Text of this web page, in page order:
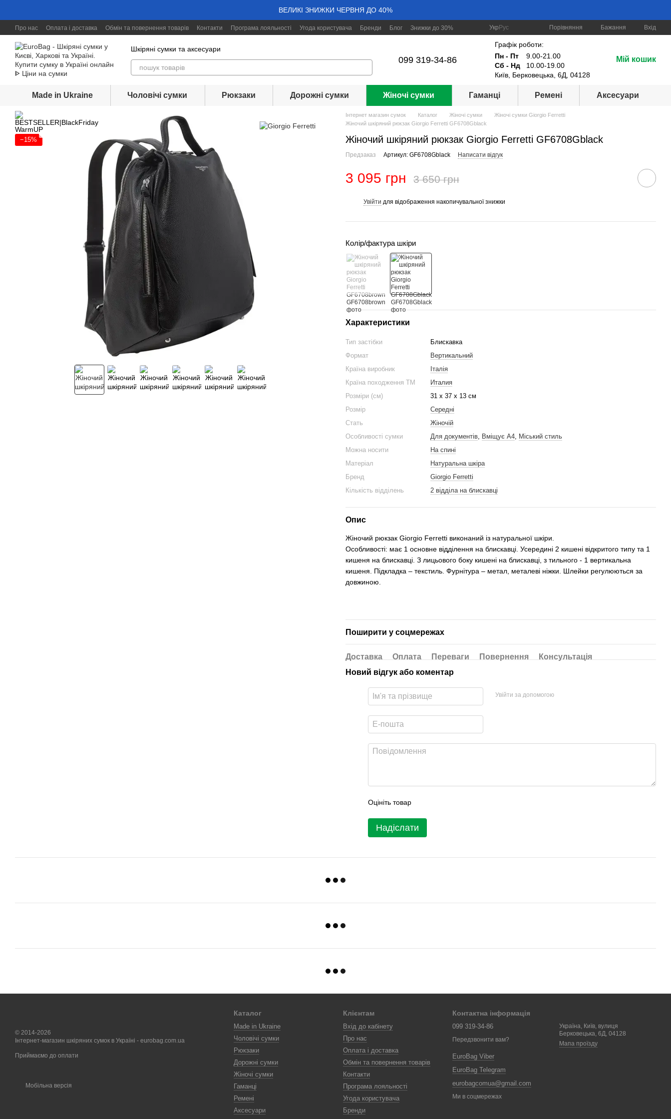
ВЕЛИКІ ЗНИЖКИ ЧЕРВНЯ ДО 40%
Про нас Оплата і доставка Обмін та повернення товарів Контакти Програма лояльності Угода користувача Бренди Блог Знижки до 30% Укр Рус Порівняння Бажання Вхід
Шкіряні сумки та аксесуари
099 319-34-86
Графік роботи:
Пн - Пт
9.00-21.00
Сб - Нд
10.00-19.00
Київ, Берковецька, 6Д, 04128
Мій кошик
Made in Ukraine Чоловічі сумки Рюкзаки Дорожні сумки Жіночі сумки Гаманці Ремені Аксесуари
−15%
Інтернет магазин сумок Каталог Жіночі сумки
Жіночі сумки Giorgio Ferretti
Жіночий шкіряний рюкзак Giorgio Ferretti GF6708Gblack
Жіночий шкіряний рюкзак Giorgio Ferretti GF6708Gblack
Предзаказ Артикул: GF6708Gblack Написати відгук
3 095 грн 3 650 грн
Увійти для відображення накопичувальної знижки
Колір/фактура шкіри
Характеристики
Тип застібки
Блискавка
Формат
Вертикальний
Країна виробник
Італія
Країна походження ТМ
Италия
Розміри (см)
31 x 37 x 13 см
Розмір
Середні
Стать
Жіночій
Особливості сумки
Для документів, Вміщує А4, Міський стиль
Можна носити
На спині
Матеріал
Натуральна шкіра
Бренд
Giorgio Ferretti
Кількість відділень
2 відділа на блискавці
Опис
Жіночий рюкзак Giorgio Ferretti виконаний із натуральної шкіри.
Особливості: має 1 основне відділення на блискавці. Усередині 2 кишені відкритого типу та 1
кишеня на блискавці. З лицьового боку кишені на блискавці, з тильного - 1 вертикальна
кишеня. Підкладка – текстиль. Фурнітура – ​​метал, металеві ніжки. Шлейки регулюються за
довжиною.
Поширити у соцмережах
Доставка Оплата Переваги Повернення
Консультація
Новий відгук або коментар
Увійти за допомогою
Оцініть товар
Надіслати
© 2014-2026
Інтернет-магазин шкіряних сумок в Україні - eurobag.com.ua
Приймаємо до оплати
Мобільна версія
Каталог
Made in Ukraine
Чоловічі сумки
Рюкзаки
Дорожні сумки
Жіночі сумки
Гаманці
Ремені
Аксесуари
Клієнтам
Вхід до кабінету
Про нас
Оплата і доставка
Обмін та повернення товарів
Контакти
Програма лояльності
Угода користувача
Бренди
Контактна інформація
099 319-34-86
Передзвонити вам?
EuroBag Viber
EuroBag Telegram
eurobagcomua@gmail.com
Україна, Київ, вулиця
Берковецька, 6Д, 04128
Мапа проїзду
Ми в соцмережах